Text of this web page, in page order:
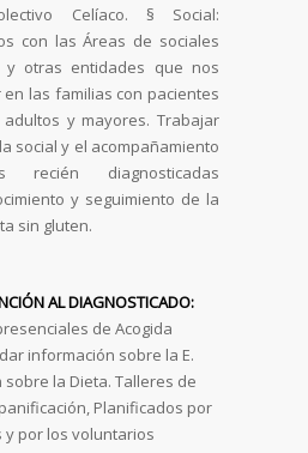
Celíaco. § Social:
con las Áreas de sociales
y otras entidades que nos
las familias con pacientes
adultos y mayores. Trabajar
social y el acompañamiento
diagnosticadas
y seguimiento de la
sin gluten.
AL DIAGNOSTICADO:
de Acogida
información sobre la E.
sobre la Dieta. Talleres de
Planificados por
y por los voluntarios